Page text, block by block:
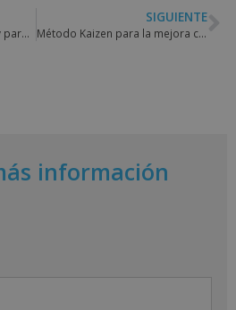
¿Qué es el benchmarking y para qué sirve?
SIGUIENTE
Método Kaizen para la mejora continua de una empresa
información